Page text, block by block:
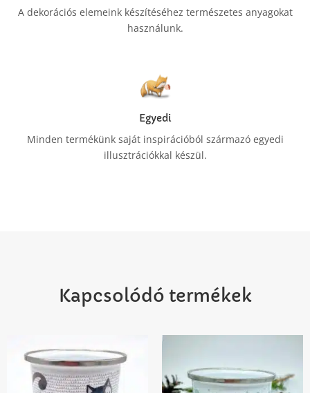
A dekorációs elemeink készítéséhez természetes anyagokat
használunk.
Egyedi
Minden termékünk saját inspirációból származó egyedi
illusztrációkkal készül.
Kapcsolódó termékek